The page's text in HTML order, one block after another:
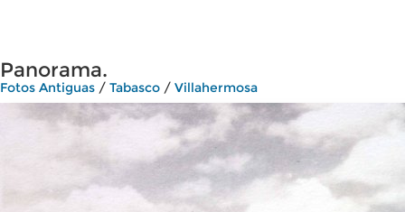
Panorama.
Fotos Antiguas / Tabasco / Villahermosa